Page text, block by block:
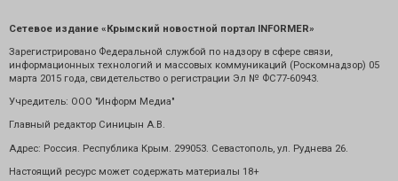
Сетевое издание «Крымский новостной портал INFORMER»
Зарегистрировано Федеральной службой по надзору в сфере связи,
информационных технологий и массовых коммуникаций (Роскомнадзор) 05
марта 2015 года, свидетельство о регистрации Эл № ФС77-60943.
Учредитель: ООО "Информ Медиа"
Главный редактор Синицын А.В.
Адрес: Россия. Республика Крым. 299053. Севастополь, ул. Руднева 26.
Настоящий ресурс может содержать материалы 18+